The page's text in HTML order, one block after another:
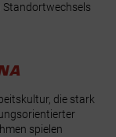
Standortwechsels
die stark
spielen